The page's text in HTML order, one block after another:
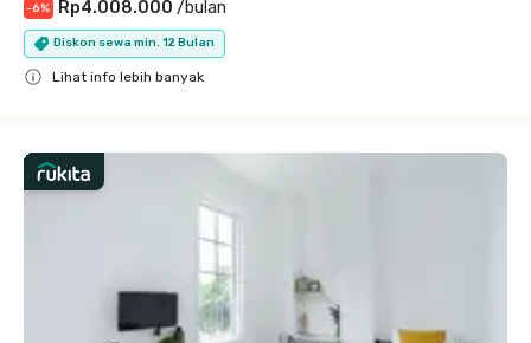
-6% Rp4.008.000 /bulan
Diskon sewa min. 12 Bulan
Lihat info lebih banyak